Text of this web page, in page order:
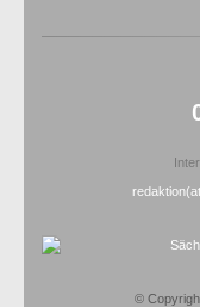
©